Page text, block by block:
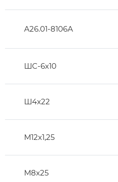
А26.01-8106А
ШС-6х10
Ш4х22
М12х1,25
М8х25